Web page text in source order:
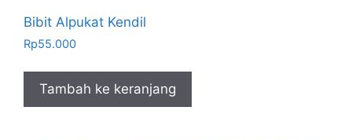
Bibit Alpukat Kendil
Rp55.000
Tambah ke keranjang